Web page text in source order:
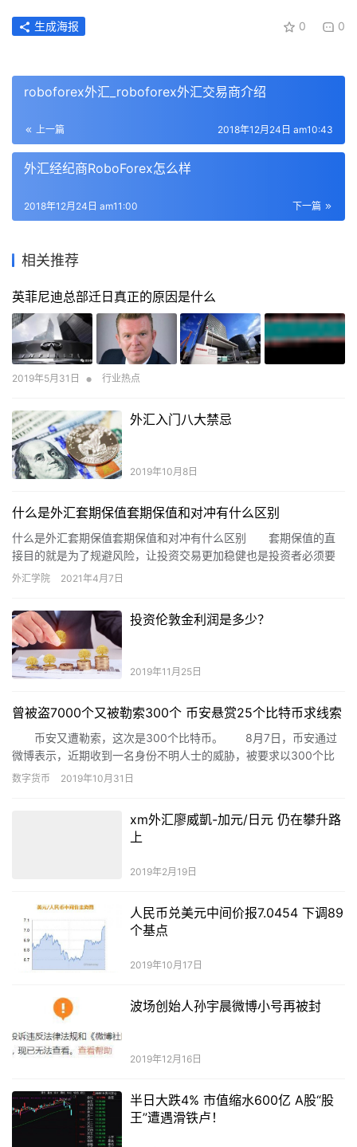
0 0
生成海报
roboforex外汇_roboforex外汇交易商介绍
上一篇 2018年12月24日 am10:43
外汇经纪商RoboForex怎么样
下一篇
2018年12月24日 am11:00
相关推荐
英菲尼迪总部迁日真正的原因是什么
2019年5月31日 • 行业热点
外汇入门八大禁忌
2019年10月8日
什么是外汇套期保值套期保值和对冲有什么区别
什么是外汇套期保值套期保值和对冲有什么区别 套期保值的直
接目的就是为了规避风险，让投资交易更加稳健也是投资者必须要
做的，但对于新手投资者来说，可能对于套期保值的概念并不太了
外汇学院 2021年4月7日
投资伦敦金利润是多少？
2019年11月25日
曾被盗7000个又被勒索300个 币安悬赏25个比特币求线索
币安又遭勒索，这次是300个比特币。 8月7日，币安通过
微博表示，近期收到一名身份不明人士的威胁，被要求以300个比
特币的筹码换取他声称掌握的关于Binance的1万个KYC信息。因没
数字货币 2019年10月31日
xm外汇廖威凱-加元/日元 仍在攀升路
上
2019年2月19日
人民币兑美元中间价报7.0454 下调89
个基点
2019年10月17日
波场创始人孙宇晨微博小号再被封
2019年12月16日
半日大跌4% 市值缩水600亿 A股“股
王”遭遇滑铁卢！